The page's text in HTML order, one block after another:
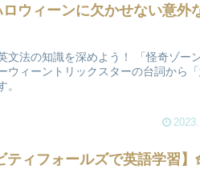
ウィーンに欠かせない意外
文法の知識を深めよう！ 「怪奇ゾー
ウィーントリックスターの台詞から
。
ティフォールズで英語学習】